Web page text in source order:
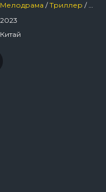
Мелодрама /Триллер /
2023
Китай